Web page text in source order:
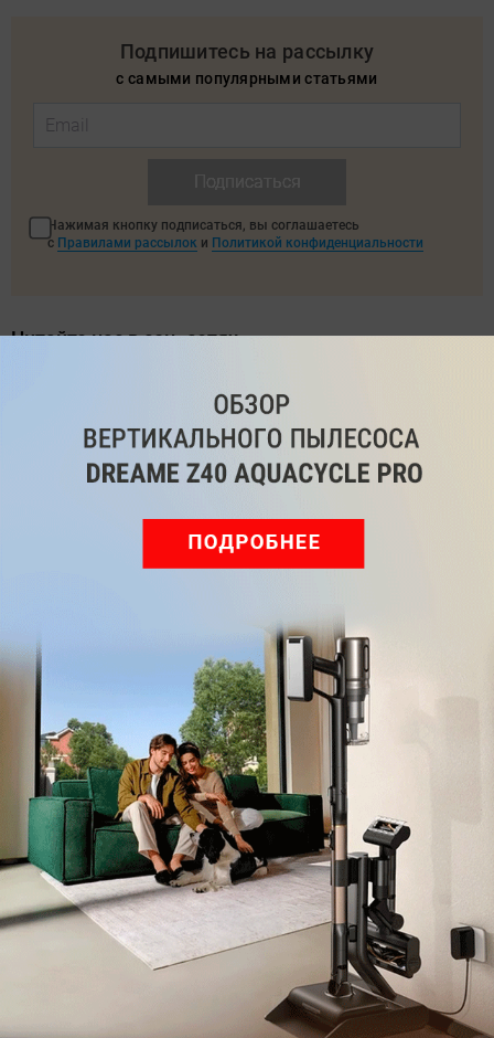
Подпишитесь на рассылку
с самыми популярными статьями
Нажимая кнопку подписаться, вы соглашаетесь
с Правилами рассылок и Политикой конфиденциальности
Читайте нас в соц. сетях
ВКонтакте Дзен
YouTube
5 лет назад
А если маску подержать в дезинфицирующем растворе? 40
градусов явно не повредят материал,но продезинфицируют
маску. И прополоскать хорошо. Не спиртовые средства
использовать,а на основе кислорода,перекиси? В Беларуси
такие есть-Оксидез,Пероксин плюс и т.д.Холодное, так сказать,
дезинфицирование?
захар
5 лет назад
маску дизенфицирую в ареогриле 10 мин. при 150 град.